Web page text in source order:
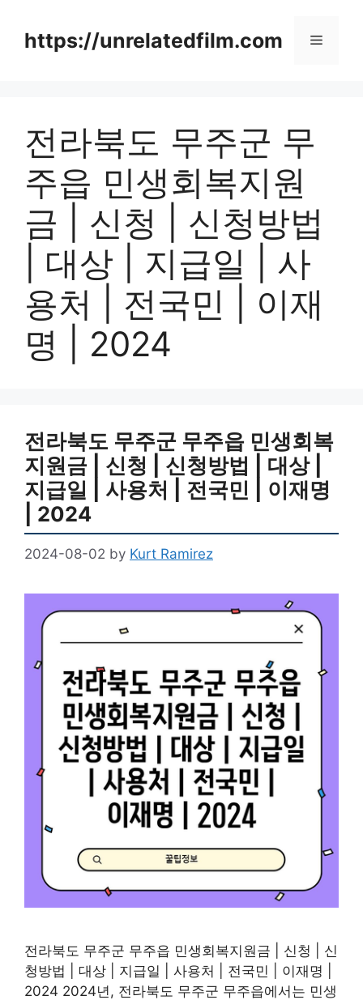
contenthttps://unrelatedfilm.com Menu
전라북도 무주군 무
주읍 민생회복지원
금 | 신청 | 신청방법
| 대상 | 지급일 | 사
용처 | 전국민 | 이재
명 | 2024
전라북도 무주군 무주읍 민생회복
지원금 | 신청 | 신청방법 | 대상 |
지급일 | 사용처 | 전국민 | 이재명
| 2024
2024-08-02 by Kurt Ramirez
전라북도 무주군 무주읍 민생회복지원금 | 신청 | 신
청방법 | 대상 | 지급일 | 사용처 | 전국민 | 이재명 |
2024 2024년, 전라북도 무주군 무주읍에서는 민생